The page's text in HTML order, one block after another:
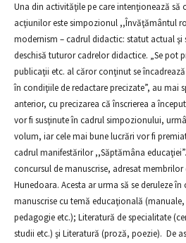
Una din activităţile pe care intenţionează să
acţiunilor este simpozionul ,,Învăţământul
modernism – cadrul didactic: statut actual şi
deschisă tuturor cadrelor didactice. „Se pot
publicaţii etc. al căror conţinut se
în condiţiile de redactare precizate”, au mai
anterior, cu precizarea că înscrierea a
vor fi susţinute în cadrul simpozionului,
volum, iar cele mai bune lucrări vor fi
cadrul manifestărilor ,,Săptămâna
concursul de manuscrise, adresat
Hunedoara. Acesta ar urma să se deruleze
manuscrise cu temă educaţională
pedagogie etc.); Literatură de specialitate
studii etc.) şi Literatură (proză, poezie). De